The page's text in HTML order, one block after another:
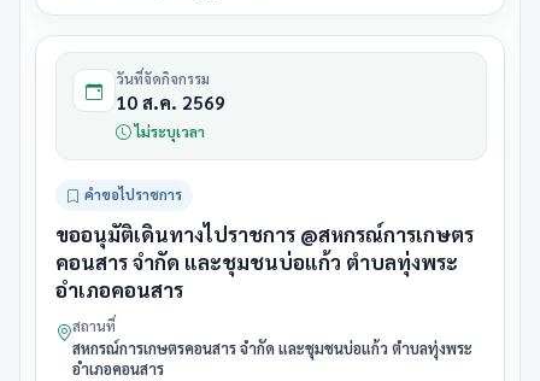
วันที่จัดกิจกรรม
10 ส.ค. 2569
ไม่ระบุเวลา
คำขอไปราชการ
ขออนุมัติเดินทางไปราชการ @สหกรณ์การเกษตร
คอนสาร จำกัด และชุมชนบ่อแก้ว ตำบลทุ่งพระ
อำเภอคอนสาร
สถานที่
สหกรณ์การเกษตรคอนสาร จำกัด และชุมชนบ่อแก้ว ตำบลทุ่งพระ
อำเภอคอนสาร